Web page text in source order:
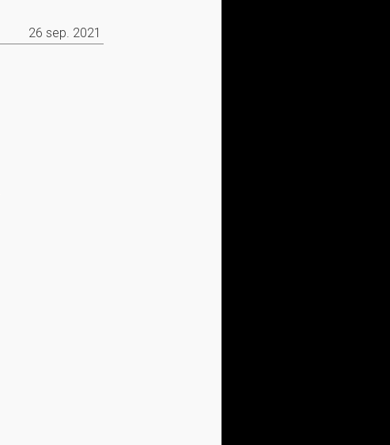
26 sep. 2021